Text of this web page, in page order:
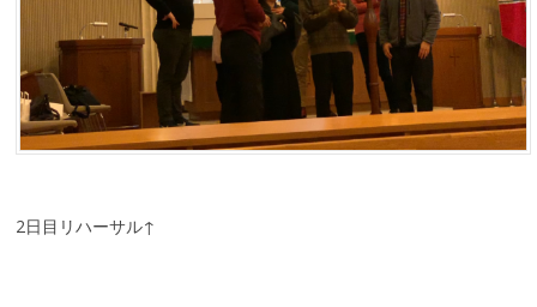
2日目リハーサル↑